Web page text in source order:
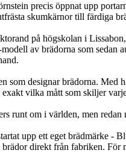
precis öppnat upp
skumkärnor till färdiga
på högskolan i
av brädorna som
designar brädorna. Med
vilka mått som skiljer
runt om i världen, men
upp ett eget brädmärke
direkt från fabriken.